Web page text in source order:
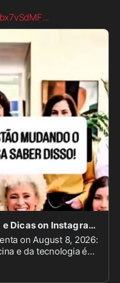
...
Marcia Gouveia | Storytelling e Dicas on Instagram: "O futuro da pesquisa, da medicina e da tec
on August 8, 2026:
e da tecnologia é
barreiras e